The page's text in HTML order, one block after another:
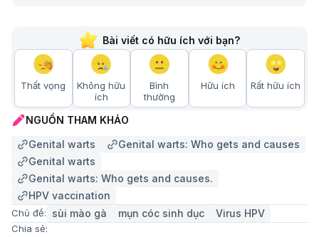
Bài viết có hữu ích với bạn?
Thất vọng
Không hữu
ích
Bình
thường
Hữu ích Rất hữu ích
NGUỒN THAM KHẢO
Genital warts
Genital warts: Who gets and causes
Genital warts
Genital warts: Who gets and causes.
HPV vaccination
Chủ đề: sùi mào gà mụn cóc sinh dục Virus HPV
Chia sẻ: